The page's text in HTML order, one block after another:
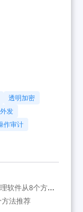
透明加密
发
作审计
软件从8个方面
方法推荐